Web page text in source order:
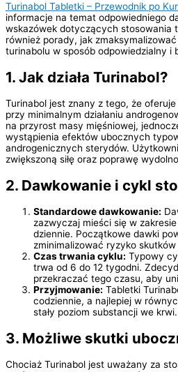
Turinabol Tabletki – Przewodnik po
informacje na temat odpowiedniego
wskazówek dotyczących stosowania
również porady, jak
turinabolu w sposób odpowiedzialny i
1. Jak działa Turinabol?
Turinabol jest znany z tego, że
przy minimalnym działaniu
na przyrost masy mięśniowej,
wystąpienia efektów ubocznych
androgenicznych sterydów.
zwiększoną siłę oraz poprawę
2. Dawkowanie i cykl
Standardowe dawkowanie:
zazwyczaj mieści się w
dziennie. Początkowe dawki
zminimalizować ryzyko
Czas trwania cyklu: Typowy
trwa od 6 do 12 tygodni.
przekraczać tego czasu, aby
Przyjmowanie: Tabletki
codziennie, a najlepiej w
stały poziom substancji we krwi.
3. Możliwe skutki
Chociaż Turinabol jest uważany za